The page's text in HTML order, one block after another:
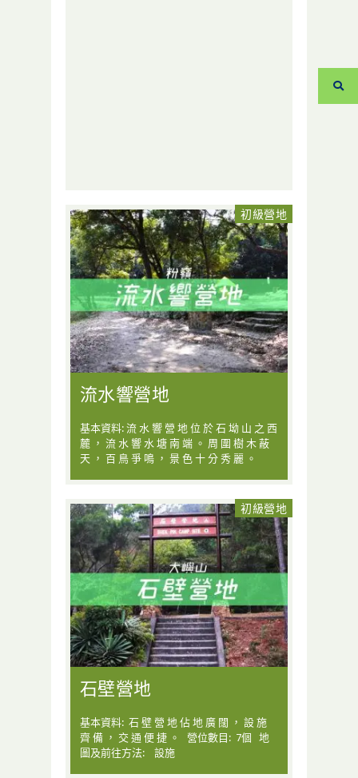
初級營地
流水響營地
基本資料: 流 水 響 營 地 位 於 石 坳 山 之 西
麓 ， 流 水 響 水 塘 南 端 。 周 圍 樹 木 蔽
天 ， 百 鳥 爭 鳴 ， 景 色 十 分 秀 麗 。
初級營地
石壁營地
基本資料: 石 壁 營 地 佔 地 廣 闊 ， 設 施
齊 備 ， 交 通 便 捷 。 營位數目: 7個 地
圖及前往方法: 設施